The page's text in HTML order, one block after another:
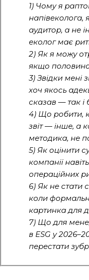
1) Чому я
напівеколога,
аудитор, а не
еколог має
2) Як я можу
якщо
3) Звідки мені
хоч якось
сказав — так і
4) Що робити,
звіт — інше, а
методика, не
5) Як оцінити
компанії
операційних
6) Як не стати
коли
картинка для
7) Що для
в ESG у
перестати